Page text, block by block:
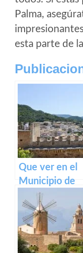
Palma,
esta parte de
Que ver en el
Municipio de
Capdepera en
Baleares